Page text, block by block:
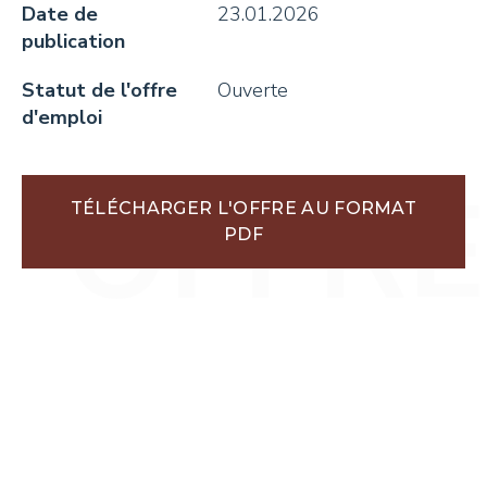
info@pays-denhaut.ch
NEWSLETTER
Date de
publication
23.01.2026
Statut de l'offre
d'emploi
Ouverte
TÉLÉCHARGER L'OFFRE AU FORMAT
PDF